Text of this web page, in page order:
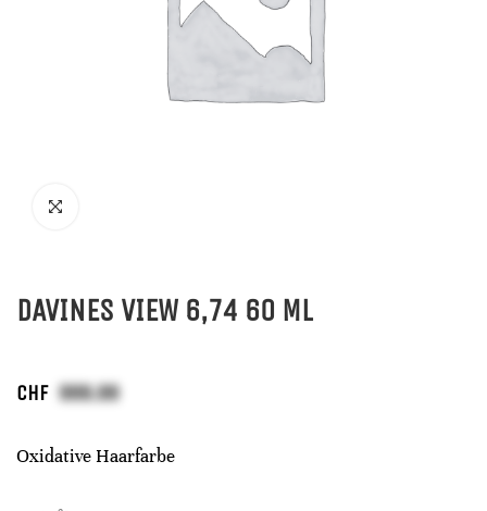
DAVINES VIEW 6,74 60 ML
CHF
Oxidative Haarfarbe